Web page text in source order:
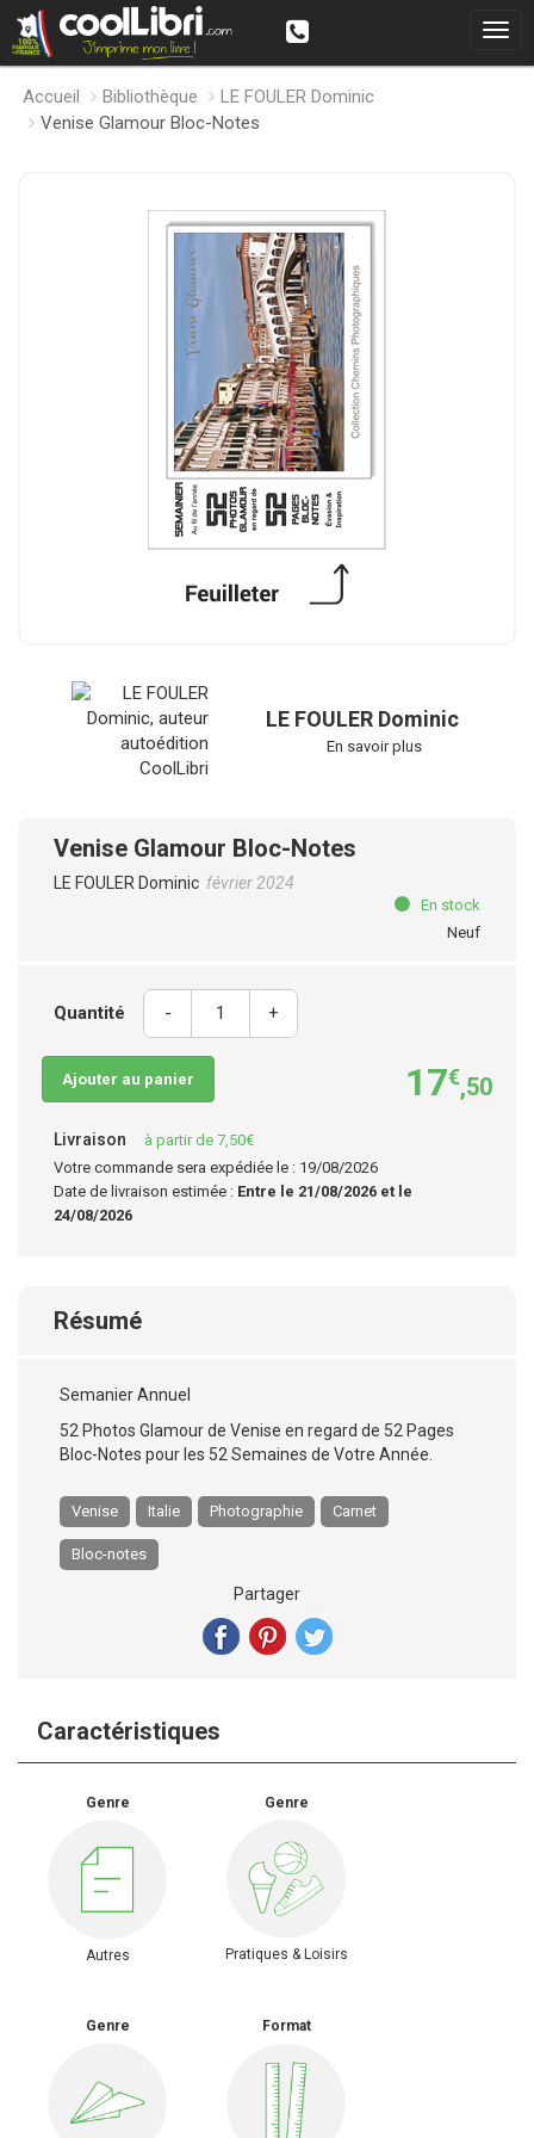
Accueil Bibliothèque
LE FOULER Dominic
Venise Glamour Bloc-Notes
LE FOULER Dominic
En savoir plus
Venise Glamour Bloc-Notes
LE FOULER Dominic février 2024
En stock
Neuf
Quantité - +
Ajouter au panier 17€,50
Livraison
à partir de 7,50€
Votre commande sera expédiée le : 19/08/2026
Date de livraison estimée : Entre le 21/08/2026 et le
24/08/2026
Résumé
Semanier Annuel
52 Photos Glamour de Venise en regard de 52 Pages
Bloc-Notes pour les 52 Semaines de Votre Année.
Venise Italie Photographie Carnet
Bloc-notes
Partager
Caractéristiques
Genre
Autres
Genre
Pratiques & Loisirs
Genre Format